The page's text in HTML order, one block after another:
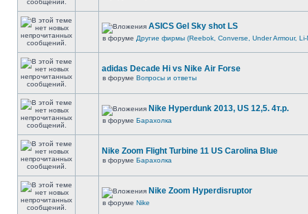
ASICS Gel Sky shot LS
в форуме Другие фирмы (Reebok, Converse, Under Armour, Li-
adidas Decade Hi vs Nike Air Forse
в форуме Вопросы и ответы
Nike Hyperdunk 2013, US 12,5. 4т.р.
в форуме Барахолка
Nike Zoom Flight Turbine 11 US Carolina Blue
в форуме Барахолка
Nike Zoom Hyperdisruptor
в форуме Nike